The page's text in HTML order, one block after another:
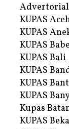
Advertorial
KUPAS
KUPAS
KUPAS
KUPAS Bali
KUPAS
KUPAS
KUPAS
Kupas
KUPAS